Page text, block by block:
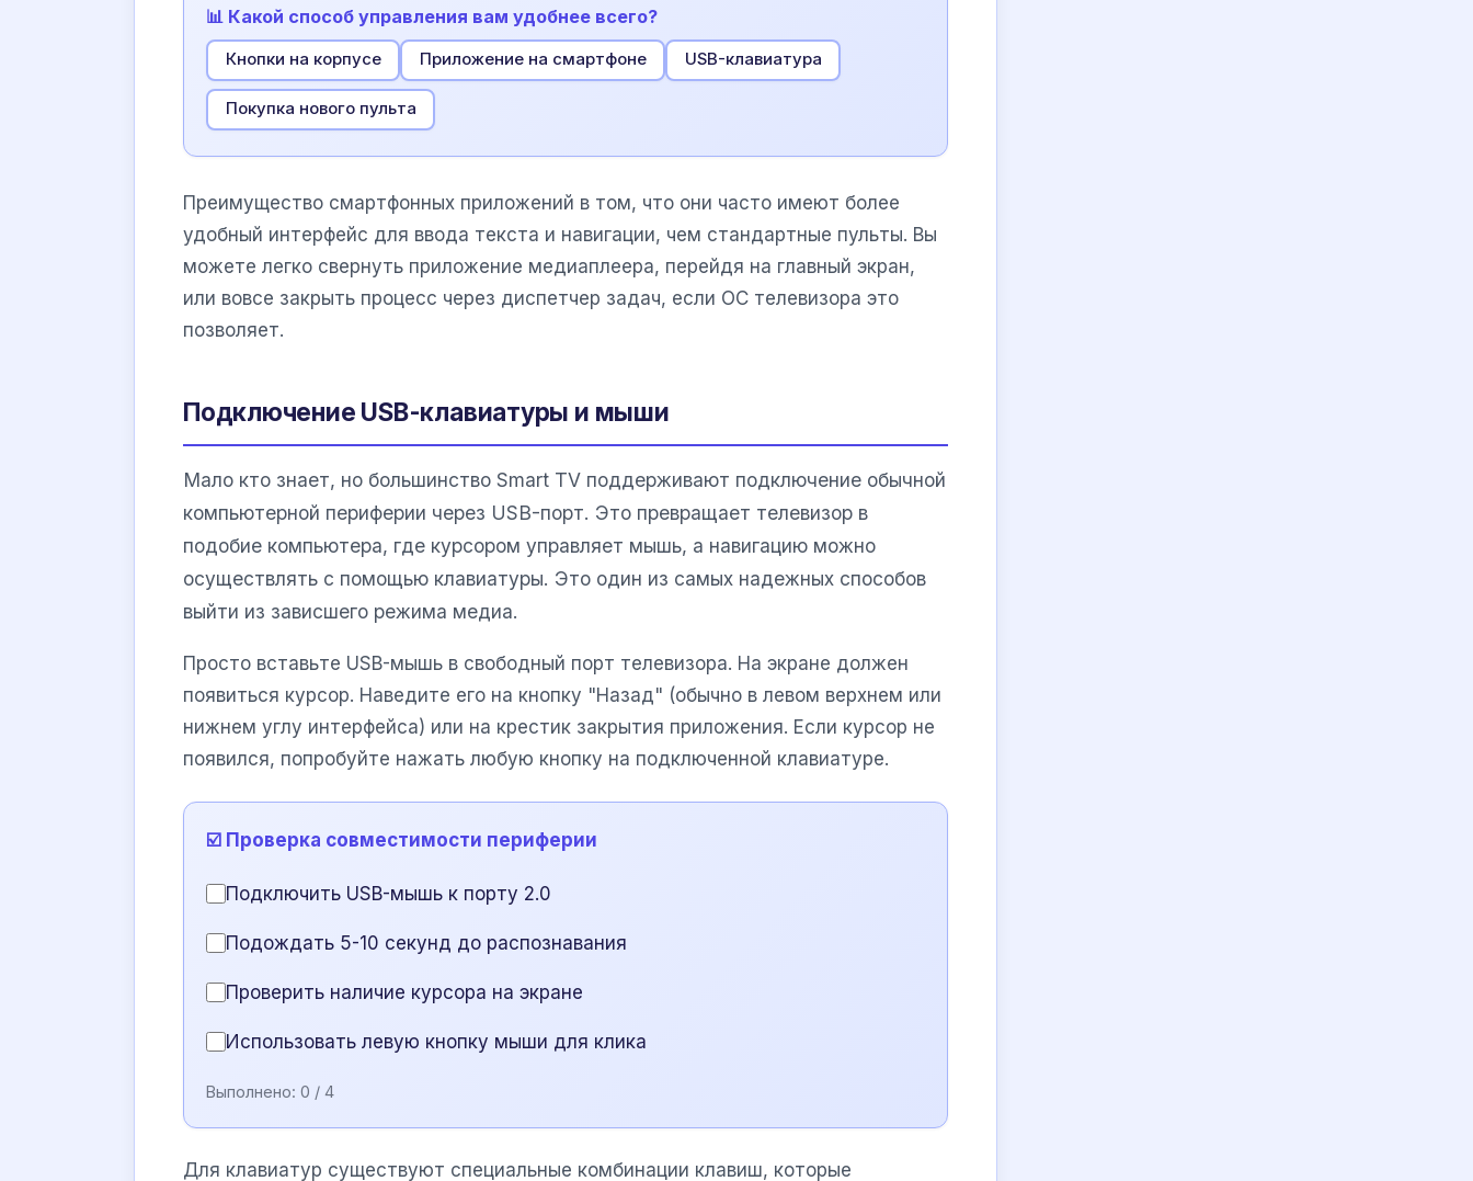
📊 Какой способ управления вам удобнее всего?
Кнопки на корпусе Приложение на смартфоне USB-клавиатура
Покупка нового пульта
Преимущество смартфонных приложений в том, что они часто имеют более
удобный интерфейс для ввода текста и навигации, чем стандартные пульты. Вы
можете легко свернуть приложение медиаплеера, перейдя на главный экран,
или вовсе закрыть процесс через диспетчер задач, если ОС телевизора это
позволяет.
Подключение USB-клавиатуры и мыши
Мало кто знает, но большинство Smart TV поддерживают подключение обычной
компьютерной периферии через USB-порт. Это превращает телевизор в
подобие компьютера, где курсором управляет мышь, а навигацию можно
осуществлять с помощью клавиатуры. Это один из самых надежных способов
выйти из зависшего режима медиа.
Просто вставьте USB-мышь в свободный порт телевизора. На экране должен
появиться курсор. Наведите его на кнопку "Назад" (обычно в левом верхнем или
нижнем углу интерфейса) или на крестик закрытия приложения. Если курсор не
появился, попробуйте нажать любую кнопку на подключенной клавиатуре.
☑️ Проверка совместимости периферии
Подключить USB-мышь к порту 2.0
Подождать 5-10 секунд до распознавания
Проверить наличие курсора на экране
Использовать левую кнопку мыши для клика
Выполнено: 0 / 4
Для клавиатур существуют специальные комбинации клавиш, которые